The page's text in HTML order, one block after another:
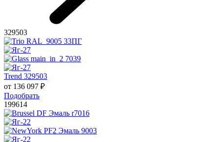
329503
Trend 329503
от 136 097 ₽
Подобрать
199614